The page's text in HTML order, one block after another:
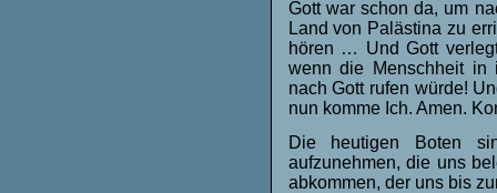
Gott war schon da, um
Land von Palästina zu
hören … Und Gott
wenn die Menschheit in
nach Gott rufen würde!
nun komme Ich. Amen.
Die heutigen Boten
aufzunehmen, die uns
abkommen, der uns bis